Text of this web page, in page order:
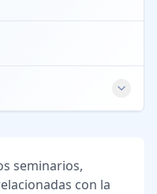
seminarios,
con la